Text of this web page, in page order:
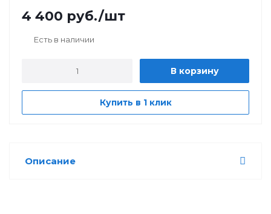
4 400 руб./шт
Есть в наличии
В корзину
Купить в 1 клик
Описание